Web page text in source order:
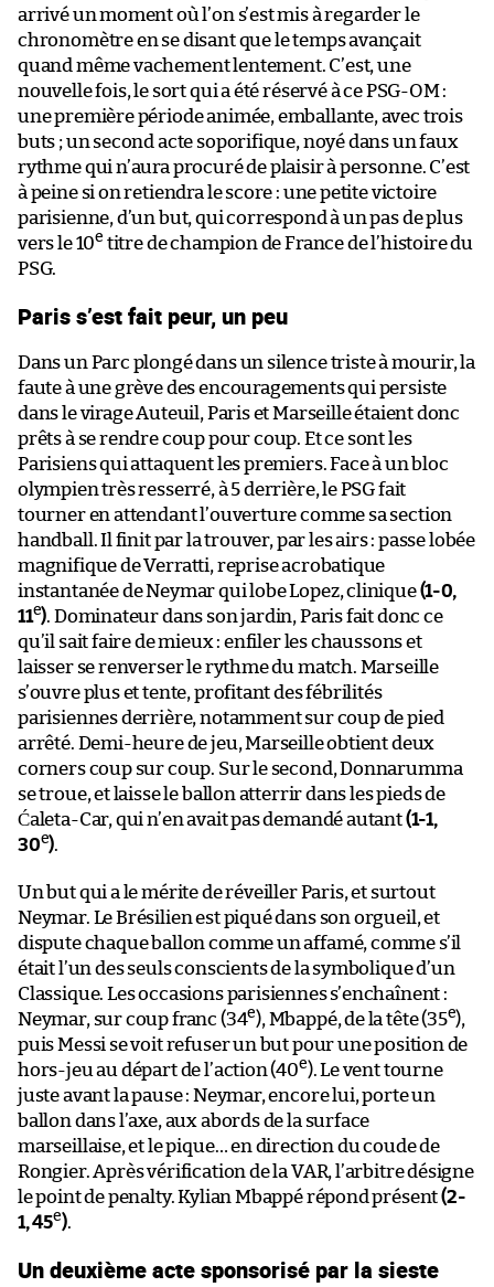
arrivé un moment où l’on s’est mis à regarder le
chronomètre en se disant que le temps avançait
quand même vachement lentement. C’est, une
nouvelle fois, le sort qui a été réservé à ce PSG-OM :
une première période animée, emballante, avec trois
buts ; un second acte soporifique, noyé dans un faux
rythme qui n’aura procuré de plaisir à personne. C’est
à peine si on retiendra le score : une petite victoire
parisienne, d’un but, qui correspond à un pas de plus
vers le 10e titre de champion de France de l’histoire du
PSG.
Paris s’est fait peur, un peu
Dans un Parc plongé dans un silence triste à mourir, la
faute à une grève des encouragements qui persiste
dans le virage Auteuil, Paris et Marseille étaient donc
prêts à se rendre coup pour coup. Et ce sont les
Parisiens qui attaquent les premiers. Face à un bloc
olympien très resserré, à 5 derrière, le PSG fait
tourner en attendant l’ouverture comme sa section
handball. Il finit par la trouver, par les airs : passe lobée
magnifique de Verratti, reprise acrobatique
instantanée de Neymar qui lobe Lopez, clinique(1-0,
11e). Dominateur dans son jardin, Paris fait donc ce
qu’il sait faire de mieux : enfiler les chaussons et
laisser se renverser le rythme du match. Marseille
s’ouvre plus et tente, profitant des fébrilités
parisiennes derrière, notamment sur coup de pied
arrêté. Demi-heure de jeu, Marseille obtient deux
corners coup sur coup. Sur le second, Donnarumma
se troue, et laisse le ballon atterrir dans les pieds de
Ćaleta-Car, qui n’en avait pas demandé autant(1-1,
30e).
Un but qui a le mérite de réveiller Paris, et surtout
Neymar. Le Brésilien est piqué dans son orgueil, et
dispute chaque ballon comme un affamé, comme s’il
était l’un des seuls conscients de la symbolique d’un
Classique. Les occasions parisiennes s’enchaînent :
Neymar, sur coup franc (34e), Mbappé, de la tête (35e),
puis Messi se voit refuser un but pour une position de
hors-jeu au départ de l’action (40e). Le vent tourne
juste avant la pause : Neymar, encore lui, porte un
ballon dans l’axe, aux abords de la surface
marseillaise, et le pique… en direction du coude de
Rongier. Après vérification de la VAR, l’arbitre désigne
le point de penalty. Kylian Mbappé répond présent(2-
1, 45e).
Un deuxième acte sponsorisé par la sieste